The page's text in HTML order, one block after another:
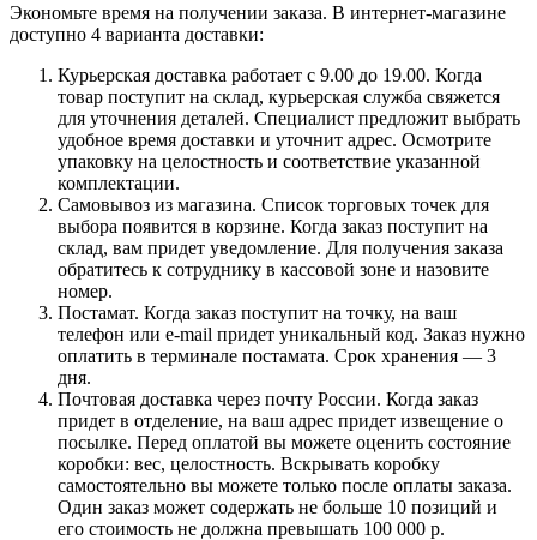
Экономьте время на получении заказа. В интернет-магазине
доступно 4 варианта доставки:
Курьерская доставка работает с 9.00 до 19.00. Когда
товар поступит на склад, курьерская служба свяжется
для уточнения деталей. Специалист предложит выбрать
удобное время доставки и уточнит адрес. Осмотрите
упаковку на целостность и соответствие указанной
комплектации.
Самовывоз из магазина. Список торговых точек для
выбора появится в корзине. Когда заказ поступит на
склад, вам придет уведомление. Для получения заказа
обратитесь к сотруднику в кассовой зоне и назовите
номер.
Постамат. Когда заказ поступит на точку, на ваш
телефон или e-mail придет уникальный код. Заказ нужно
оплатить в терминале постамата. Срок хранения — 3
дня.
Почтовая доставка через почту России. Когда заказ
придет в отделение, на ваш адрес придет извещение о
посылке. Перед оплатой вы можете оценить состояние
коробки: вес, целостность. Вскрывать коробку
самостоятельно вы можете только после оплаты заказа.
Один заказ может содержать не больше 10 позиций и
его стоимость не должна превышать 100 000 р.